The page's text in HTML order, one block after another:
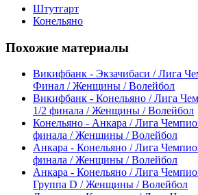
Штутгарт
Конельяно
Похожие материалы
Викифбанк - Экзачибаси / Лига
Финал / Женщины / Волейбол
Викифбанк - Конельяно / Лига
1/2 финала / Женщины / Волейбол
Конельяно - Анкара / Лига
финала / Женщины / Волейбол
Анкара - Конельяно / Лига
финала / Женщины / Волейбол
Анкара - Конельяно / Лига
Группа D / Женщины / Волейбол